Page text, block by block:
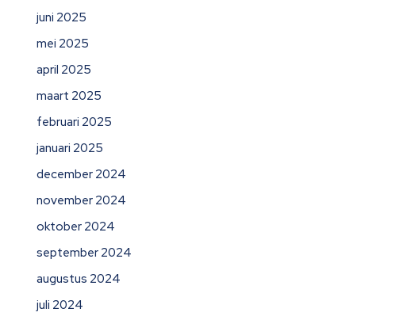
juni 2025
mei 2025
april 2025
maart 2025
februari 2025
januari 2025
december 2024
november 2024
oktober 2024
september 2024
augustus 2024
juli 2024